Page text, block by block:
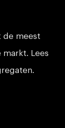
meest
Lees